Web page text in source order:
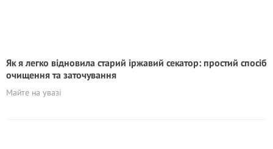
Як я легко відновила старий іржавий секатор: простий спосіб
очищення та заточування
Майте на увазі